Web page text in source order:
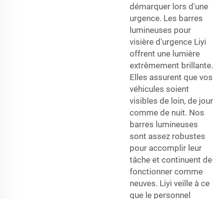
démarquer lors d'une
urgence. Les barres
lumineuses pour
visière d'urgence Liyi
offrent une lumière
extrêmement brillante.
Elles assurent que vos
véhicules soient
visibles de loin, de jour
comme de nuit. Nos
barres lumineuses
sont assez robustes
pour accomplir leur
tâche et continuent de
fonctionner comme
neuves. Liyi veille à ce
que le personnel